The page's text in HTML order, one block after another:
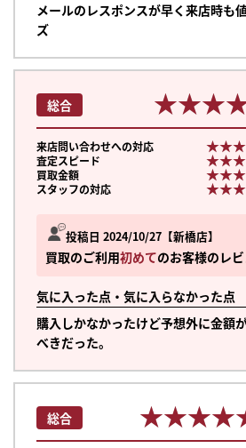
メールのレスポンスが早く来店時も
ズ
投稿日 2024/10/27 新橋店
買取のご利用初めてのお客様のレ
気に入った点・気に入らなかった点
購入しかなかったけど予想外に金額
べきだった。
総合
来店問い合わせへの対応
査定スピード
買取金額
スタッフの対応
総合